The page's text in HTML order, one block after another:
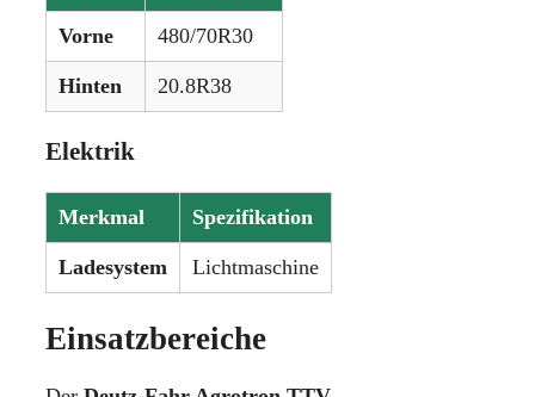
Vorne 480/70R30
Hinten 20.8R38
Elektrik
Merkmal Spezifikation
Ladesystem Lichtmaschine
Einsatzbereiche